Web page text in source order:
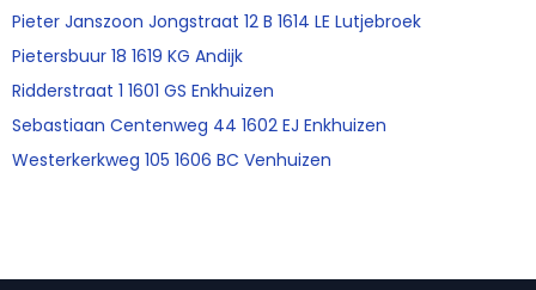
Pieter Janszoon Jongstraat 12 B 1614 LE Lutjebroek
Pietersbuur 18 1619 KG Andijk
Ridderstraat 1 1601 GS Enkhuizen
Sebastiaan Centenweg 44 1602 EJ Enkhuizen
Westerkerkweg 105 1606 BC Venhuizen